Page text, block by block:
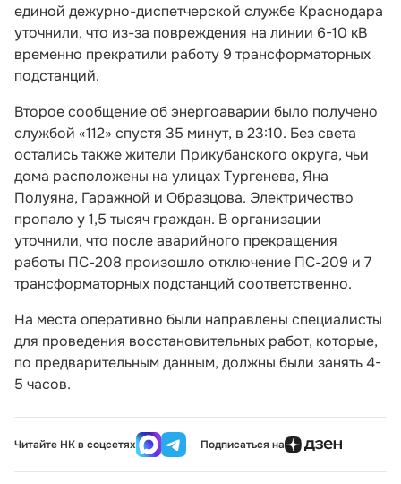
единой дежурно-диспетчерской службе Краснодара
уточнили, что из-за повреждения на линии 6-10 кВ
временно прекратили работу 9 трансформаторных
подстанций.
Второе сообщение об энергоаварии было получено
службой «112» спустя 35 минут, в 23:10. Без света
остались также жители Прикубанского округа, чьи
дома расположены на улицах Тургенева, Яна
Полуяна, Гаражной и Образцова. Электричество
пропало у 1,5 тысяч граждан. В организации
уточнили, что после аварийного прекращения
работы ПС-208 произошло отключение ПС-209 и 7
трансформаторных подстанций соответственно.
На места оперативно были направлены специалисты
для проведения восстановительных работ, которые,
по предварительным данным, должны были занять 4-
5 часов.
Читайте НК в соцсетях Подписаться на